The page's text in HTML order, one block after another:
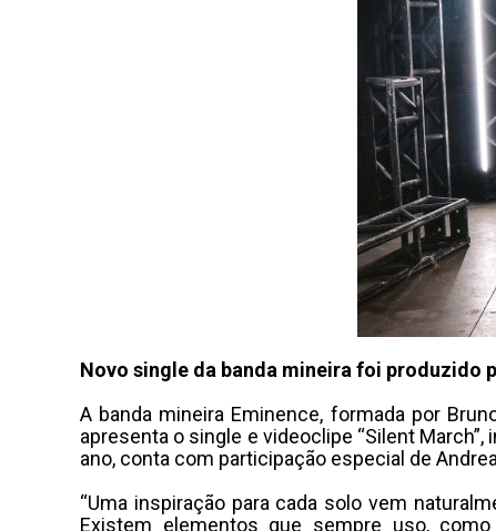
Novo single da banda mineira foi produzido
A banda mineira Eminence, formada por
apresenta o single e videoclipe “Silent
ano, conta com participação especial de
“Uma inspiração para cada solo vem
Existem elementos que sempre uso,